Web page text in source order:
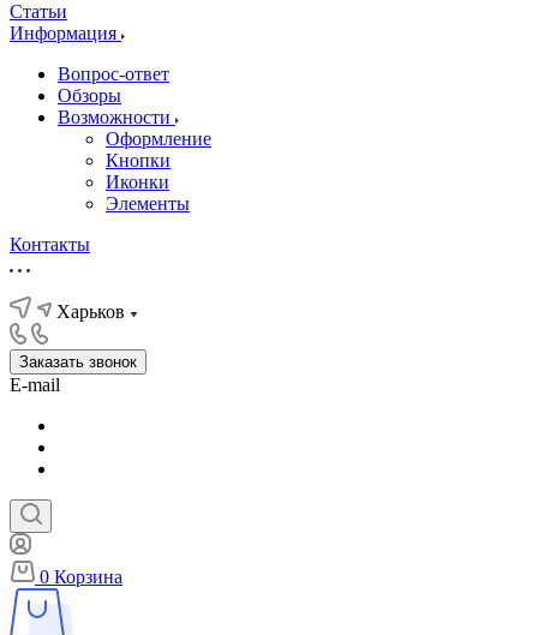
Статьи
Информация
Вопрос-ответ
Обзоры
Возможности
Оформление
Кнопки
Иконки
Элементы
Контакты
Харьков
Заказать звонок
E-mail
0 Корзина